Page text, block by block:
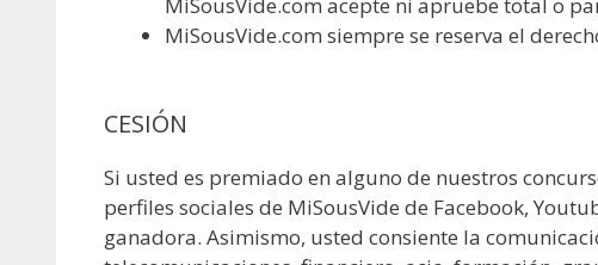
MiSousVide.com siempre se reserva el
CESIÓN
Si usted es premiado en alguno de nuestros
perfiles sociales de MiSousVide de Facebook,
ganadora. Asimismo, usted consiente la